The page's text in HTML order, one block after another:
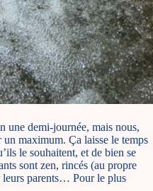
une demi-journée, mais nous,
maximum. Ça laisse le temps
le souhaitent, et de bien se
sont zen, rincés (au propre
leurs parents… Pour le plus